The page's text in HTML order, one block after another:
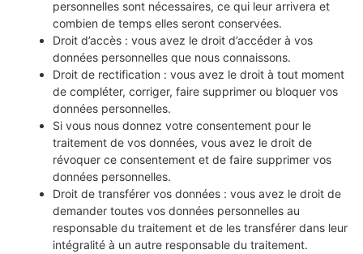
personnelles sont nécessaires, ce qui leur arrivera et
combien de temps elles seront conservées.
Droit d’accès : vous avez le droit d’accéder à vos
données personnelles que nous connaissons.
Droit de rectification : vous avez le droit à tout moment
de compléter, corriger, faire supprimer ou bloquer vos
données personnelles.
Si vous nous donnez votre consentement pour le
traitement de vos données, vous avez le droit de
révoquer ce consentement et de faire supprimer vos
données personnelles.
Droit de transférer vos données : vous avez le droit de
demander toutes vos données personnelles au
responsable du traitement et de les transférer dans leur
intégralité à un autre responsable du traitement.